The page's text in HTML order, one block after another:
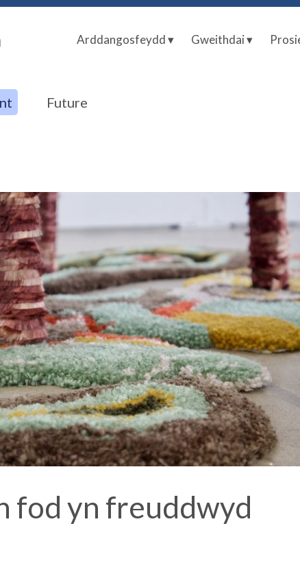
Arddangosfeydd ▾ Gweithdai ▾
Future
fod yn freuddwyd